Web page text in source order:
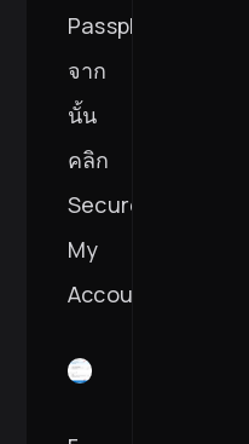
Passphrase
จาก
นั้น
คลิก
Secure
My
Account